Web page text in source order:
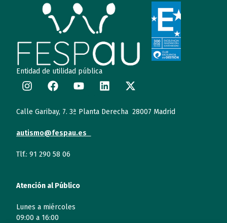
Entidad de utilidad pública
Calle Garibay, 7. 3ª Planta Derecha 28007 Madrid
autismo@fespau.es
Tlf.: 91 290 58 06
Atención al Público
Lunes a miércoles
09:00 a 16:00